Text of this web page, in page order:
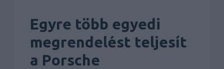
Egyre több egyedi
megrendelést teljesít
a Porsche